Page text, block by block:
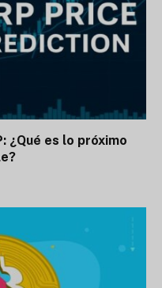
¿Qué es lo próximo